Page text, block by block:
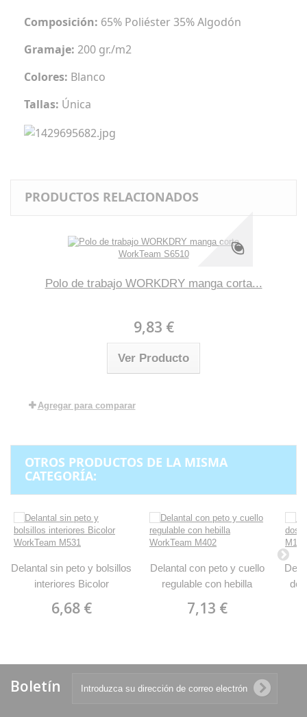
Composición: 65% Poliéster 35% Algodón
Gramaje: 200 gr./m2
Colores: Blanco
Tallas: Única
PRODUCTOS RELACIONADOS
Polo de trabajo WORKDRY manga corta...
9,83 €
Ver Producto
Agregar para comparar
OTROS PRODUCTOS DE LA MISMA
CATEGORÍA:
Delantal sin peto y bolsillos
interiores Bicolor
6,68 €
Delantal con peto y cuello
regulable con hebilla
7,13 €
Boletín